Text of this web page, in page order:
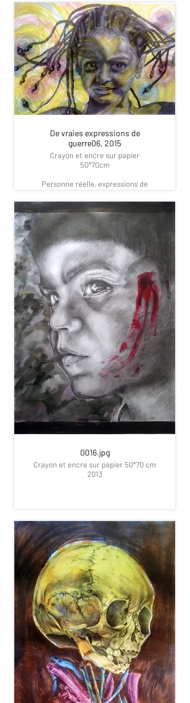
De vraies expressions de
guerre06, 2015
Crayon et encre sur papier
50*70cm
Personne réelle, expressions de
Il exprime les différentes situations
que vivent les gens pendant la
période des guerres.
Parlez de cette chose effrayante aux
yeux des vieux et des jeunes, des
femmes et des hommes.
Certaines de ces images ont été
prises par l'artiste à partir du monde
réel de personnes qui ont vécu la
guerre et la peur, et ces cas ont été
capturés aux mêmes moments de
peur. Et certaines de ces
personnalités sont de véritables
martyrs que l’artiste connaît sur le
terrain. En plus de quelques images
qui ne sont pas tirées de la réalité,
mais qui expriment la même
situation.
0016.jpg
Crayon et encre sur papier 50*70 cm
2013